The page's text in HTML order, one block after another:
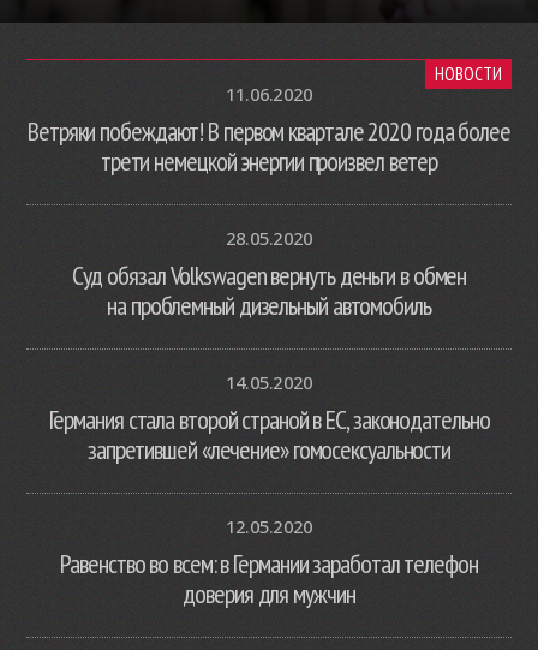
НОВОСТИ
11.06.2020
Ветряки побеждают! В первом квартале 2020 года более
трети немецкой энергии произвел ветер
28.05.2020
Суд обязал Volkswagen вернуть деньги в обмен
на проблемный дизельный автомобиль
14.05.2020
Германия стала второй страной в ЕС, законодательно
запретившей «лечение» гомосексуальности
12.05.2020
Равенство во всем: в Германии заработал телефон
доверия для мужчин